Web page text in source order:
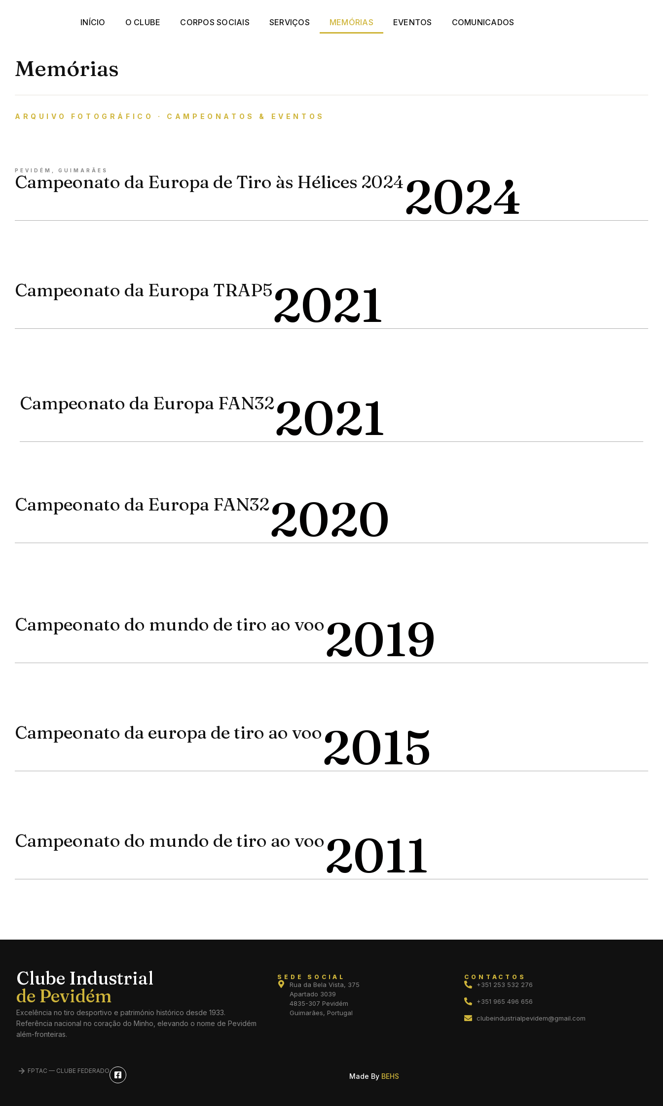
INÍCIO O CLUBE CORPOS SOCIAIS SERVIÇOS MEMÓRIAS EVENTOS COMUNICADOS
Memórias
ARQUIVO FOTOGRÁFICO · CAMPEONATOS & EVENTOS
PEVIDÉM, GUIMARÃES
Campeonato da Europa de Tiro às Hélices 20242024
Campeonato da Europa TRAP52021
Campeonato da Europa FAN322021
Campeonato da Europa FAN322020
Campeonato do mundo de tiro ao voo2019
Campeonato da europa de tiro ao voo2015
Campeonato do mundo de tiro ao voo2011
FPTAC — CLUBE FEDERADO
Made By BEHS
Clube Industrial
Excelência no tiro desportivo e património histórico desde 1933.
Referência nacional no coração do Minho, elevando o nome de Pevidém
além-fronteiras.
SEDE SOCIAL
Rua da Bela Vista, 375
Apartado 3039
4835-307 Pevidém
Guimarães, Portugal
CONTACTOS
+351 253 532 276
+351 965 496 656
clubeindustrialpevidem@gmail.com